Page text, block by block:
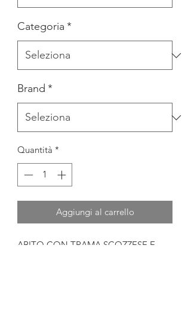
Categoria *
Brand *
Quantità *
Aggiungi al carrello
ABITO CON TRAMA SCOZZESE E